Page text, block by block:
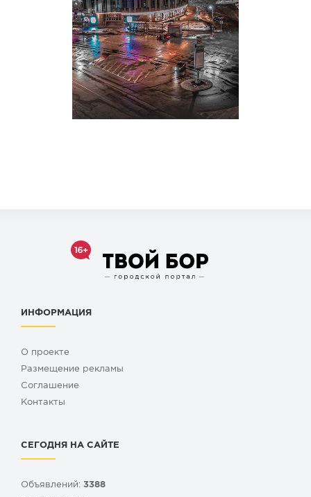
ИНФОРМАЦИЯ
О проекте
Размещение рекламы
Cоглашение
Контакты
СЕГОДНЯ НА САЙТЕ
Объявлений: 3388